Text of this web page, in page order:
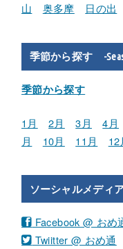
山
奥多摩 日の出
季節から探す -
季節から探す
1月 2月 3月 4月
月
10月 11月 12
ソーシャルメディア
Facebook @ おめ
Twiitter @ おめ通